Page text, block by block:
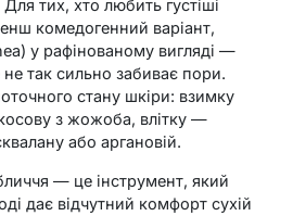
Для тих, хто любить густіші
комедогенний варіант,
у рафінованому вигляді —
так сильно забиває пори.
стану шкіри: взимку
з жожоба, влітку —
або аргановій.
— це інструмент, який
дає відчутний комфорт сухій